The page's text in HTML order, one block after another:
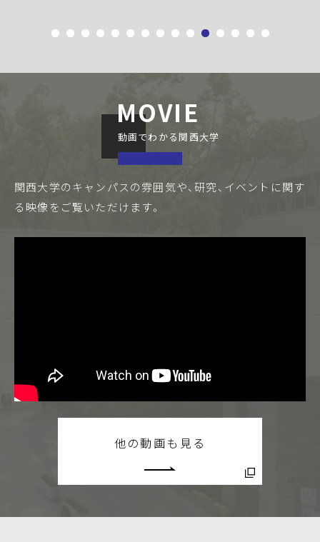
MOVIE
動画でわかる関西大学
関西大学のキャンパスの雰囲気や、研究、イベントに関す
る 映像をご覧いただけます。
他の動画も見る